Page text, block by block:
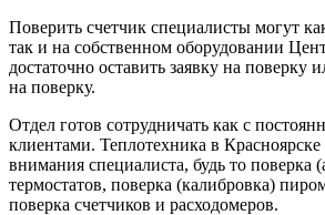
Поверить счетчик специалисты могут
так и на собственном оборудовании
достаточно оставить заявку на поверку
на поверку.
Отдел готов сотрудничать как с
клиентами. Теплотехника в Красноярске
внимания специалиста, будь то поверка
термостатов, поверка (калибровка)
поверка счетчиков и расходомеров.